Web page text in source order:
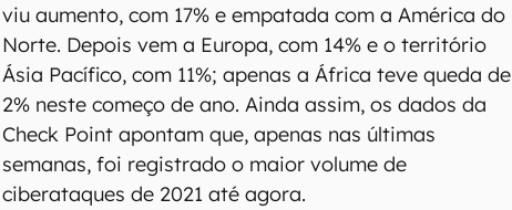
viu aumento, com 17% e empatada com a América do
Norte. Depois vem a Europa, com 14% e o território
Ásia Pacífico, com 11%; apenas a África teve queda de
2% neste começo de ano. Ainda assim, os dados da
Check Point apontam que, apenas nas últimas
semanas, foi registrado o maior volume de
ciberataques de 2021 até agora.